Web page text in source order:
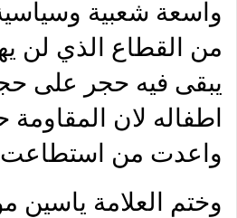
واسعة شعبية
من القطاع الذي لن
يبقى فيه حجر على
اطفاله لان
واعدت من استطاعت
وختم العلامة ياسين